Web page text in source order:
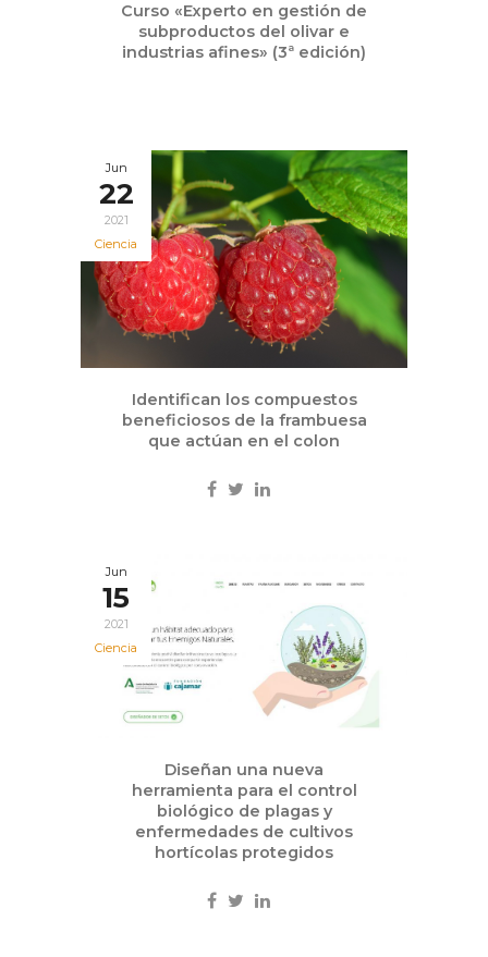
05
2021
Curso «Experto en gestión de
subproductos del olivar e
industrias afines» (3ª edición)
Jun
22
2021
Ciencia
Identifican los compuestos
beneficiosos de la frambuesa
que actúan en el colon
Jun
15
2021
Ciencia
Diseñan una nueva
herramienta para el control
biológico de plagas y
enfermedades de cultivos
hortícolas protegidos